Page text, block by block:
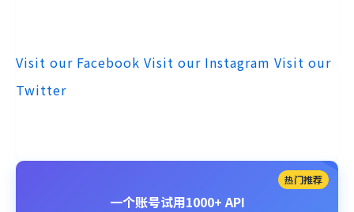
Visit our Facebook Visit our Instagram Visit our
Twitter
热门推荐
一个账号试用1000+ API